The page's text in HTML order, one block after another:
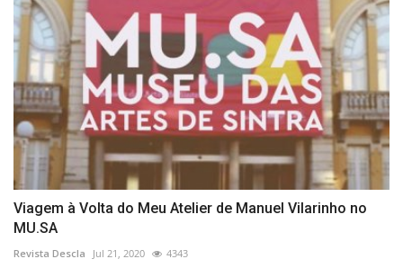
Viagem à Volta do Meu Atelier de Manuel Vilarinho no
MU.SA
Revista Descla Jul 21, 2020 4343